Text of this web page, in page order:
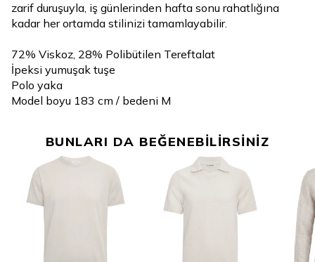
zarif duruşuyla, iş günlerinden hafta sonu rahatlığına
kadar her ortamda stilinizi tamamlayabilir.
72% Viskoz, 28% Polibütilen Tereftalat
İpeksi yumuşak tuşe
Polo yaka
Model boyu 183 cm / bedeni M
BUNLARI DA BEĞENEBİLİRSİNİZ